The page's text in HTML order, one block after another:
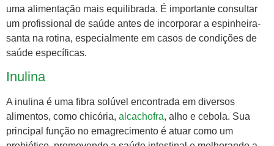
uma alimentação mais equilibrada. É importante consultar
um profissional de saúde antes de incorporar a espinheira-
santa na rotina, especialmente em casos de condições de
saúde específicas.
Inulina
A inulina é uma fibra solúvel encontrada em diversos
alimentos, como chicória, alcachofra, alho e cebola. Sua
principal função no emagrecimento é atuar como um